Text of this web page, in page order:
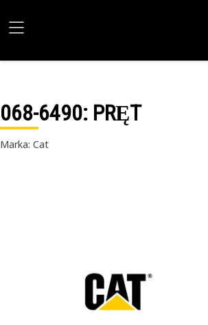
068-6490: PRĘT
Marka: Cat